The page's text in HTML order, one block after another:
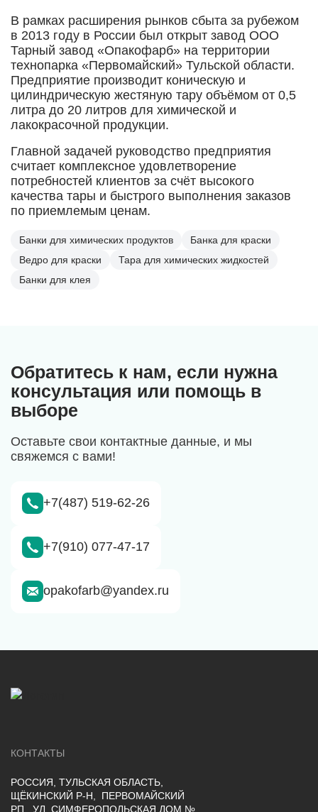
В рамках расширения рынков сбыта за рубежом
в 2013 году в России был открыт завод ООО
Тарный завод «Опакофарб» на территории
технопарка «Первомайский» Тульской области.
Предприятие производит коническую и
цилиндрическую жестяную тару объёмом от 0,5
литра до 20 литров для химической и
лакокрасочной продукции.
Главной задачей руководство предприятия
считает комплексное удовлетворение
потребностей клиентов за счёт высокого
качества тары и быстрого выполнения заказов
по приемлемым ценам.
Банки для химических продуктов
Банка для краски
Ведро для краски
Тара для химических жидкостей
Банки для клея
Обратитесь к нам, если нужна
консультация или помощь в
выборе
Оставьте свои контактные данные, и мы
свяжемся с вами!
+7(487) 519-62-26
+7(910) 077-47-17
opakofarb@yandex.ru
КОНТАКТЫ
РОССИЯ, ТУЛЬСКАЯ ОБЛАСТЬ,
ЩЁКИНСКИЙ Р-Н, ПЕРВОМАЙСКИЙ
РП., УЛ. СИМФЕРОПОЛЬСКАЯ ДОМ №